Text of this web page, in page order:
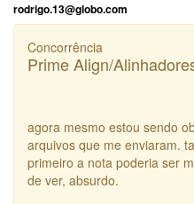
rodrigo.13@globo.com
Concorrência
Prime Align/
agora mesmo estou sendo
arquivos que me enviaram.
primeiro a nota poderia ser
de ver, absurdo.